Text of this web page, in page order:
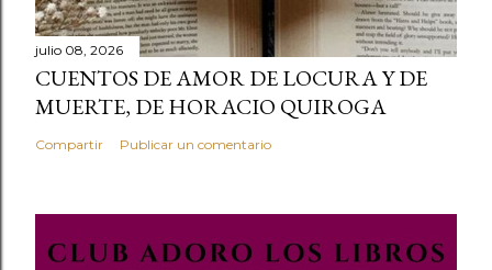
julio 08, 2026
CUENTOS DE AMOR DE LOCURA Y DE
MUERTE, DE HORACIO QUIROGA
Compartir Publicar un comentario